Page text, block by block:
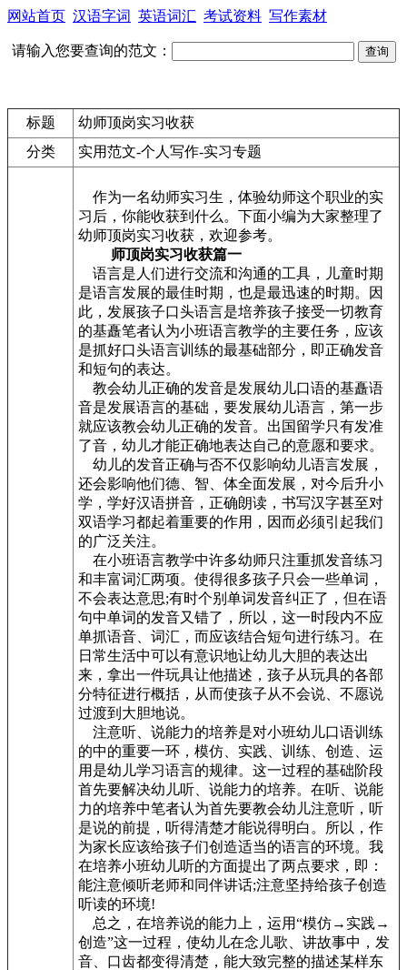
网站首页 汉语字词 英语词汇 考试资料 写作素材
请输入您要查询的范文：
标题
幼师顶岗实习收获
分类
实用范文-个人写作-实习专题
作为一名幼师实习生，体验幼师这个职业的实
习后，你能收获到什么。下面小编为大家整理了
幼师顶岗实习收获，欢迎参考。
师顶岗实习收获篇一
语言是人们进行交流和沟通的工具，儿童时期
是语言发展的最佳时期，也是最迅速的时期。因
此，发展孩子口头语言是培养孩子接受一切教育
的基矗笔者认为小班语言教学的主要任务，应该
是抓好口头语言训练的最基础部分，即正确发音
和短句的表达。
教会幼儿正确的发音是发展幼儿口语的基矗语
音是发展语言的基础，要发展幼儿语言，第一步
就应该教会幼儿正确的发音。出国留学只有发准
了音，幼儿才能正确地表达自己的意愿和要求。
幼儿的发音正确与否不仅影响幼儿语言发展，
还会影响他们德、智、体全面发展，对今后升小
学，学好汉语拼音，正确朗读，书写汉字甚至对
双语学习都起着重要的作用，因而必须引起我们
的广泛关注。
在小班语言教学中许多幼师只注重抓发音练习
和丰富词汇两项。使得很多孩子只会一些单词，
不会表达意思;有时个别单词发音纠正了，但在语
句中单词的发音又错了，所以，这一时段内不应
单抓语音、词汇，而应该结合短句进行练习。在
日常生活中可以有意识地让幼儿大胆的表达出
来，拿出一件玩具让他描述，孩子从玩具的各部
分特征进行概括，从而使孩子从不会说、不愿说
过渡到大胆地说。
注意听、说能力的培养是对小班幼儿口语训练
的中的重要一环，模仿、实践、训练、创造、运
用是幼儿学习语言的规律。这一过程的基础阶段
首先要解决幼儿听、说能力的培养。在听、说能
力的培养中笔者认为首先要教会幼儿注意听，听
是说的前提，听得清楚才能说得明白。所以，作
为家长应该给孩子们创造适当的语言的环境。我
在培养小班幼儿听的方面提出了两点要求，即：
能注意倾听老师和同伴讲话;注意坚持给孩子创造
听读的环境!
总之，在培养说的能力上，运用“模仿→实践→
创造”这一过程，使幼儿在念儿歌、讲故事中，发
音、口齿都变得清楚，能大致完整的描述某样东